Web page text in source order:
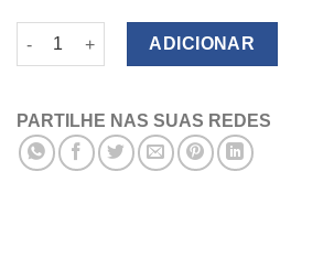
Quantidade de Estudos de Direitos Reais
ADICIONAR
PARTILHE NAS SUAS REDES